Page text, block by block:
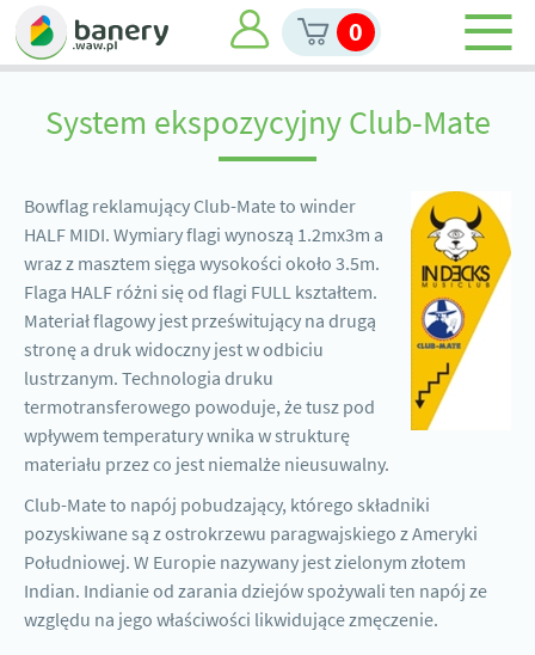
0
System ekspozycyjny Club-Mate
Bowflag reklamujący Club-Mate to winder
HALF MIDI. Wymiary flagi wynoszą 1.2mx3m a
wraz z masztem sięga wysokości około 3.5m.
Flaga HALF różni się od flagi FULL kształtem.
Materiał flagowy jest prześwitujący na drugą
stronę a druk widoczny jest w odbiciu
lustrzanym. Technologia druku
termotransferowego powoduje, że tusz pod
wpływem temperatury wnika w strukturę
materiału przez co jest niemalże nieusuwalny.
Club-Mate to napój pobudzający, którego składniki
pozyskiwane są z ostrokrzewu paragwajskiego z Ameryki
Południowej. W Europie nazywany jest zielonym złotem
Indian. Indianie od zarania dziejów spożywali ten napój ze
względu na jego właściwości likwidujące zmęczenie.